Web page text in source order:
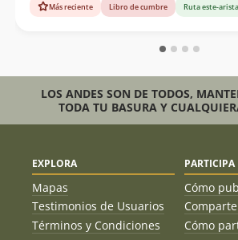
Más reciente Libro de cumbre Ruta este-
LOS ANDES SON DE TODOS,
TODA TU BASURA Y
EXPLORA
Mapas
Testimonios de Usuarios
Términos y Condiciones
PARTICIPA
Cómo
Cómo